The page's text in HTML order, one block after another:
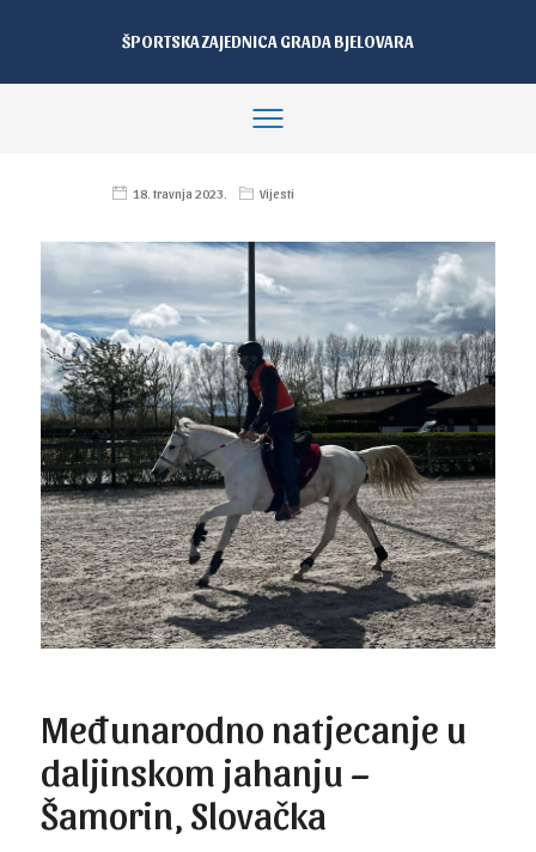
ŠPORTSKA ZAJEDNICA GRADA BJELOVARA
18. travnja 2023. Vijesti
Međunarodno natjecanje u
daljinskom jahanju –
Šamorin, Slovačka